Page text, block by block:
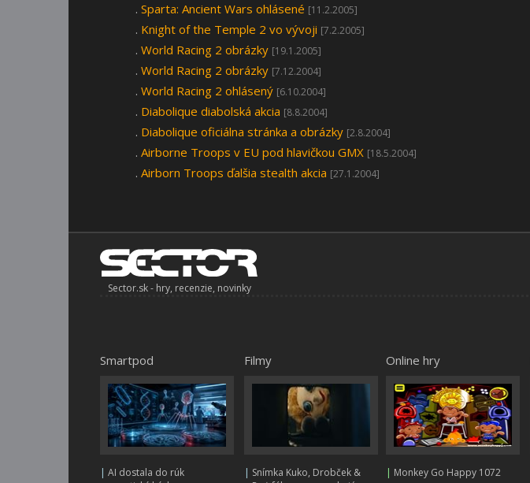
. Sparta: Ancient Wars ohlásené [11.2.2005]
. Knight of the Temple 2 vo vývoji [7.2.2005]
. World Racing 2 obrázky [19.1.2005]
. World Racing 2 obrázky [7.12.2004]
. World Racing 2 ohlásený [6.10.2004]
. Diabolique diabolská akcia [8.8.2004]
. Diabolique oficiálna stránka a obrázky [2.8.2004]
. Airborne Troops v EU pod hlavičkou GMX [18.5.2004]
. Airborn Troops ďalšia stealth akcia [27.1.2004]
Sector.sk - hry, recenzie, novinky
Smartpod
| AI dostala do rúk
Filmy
| Snímka Kuko, Drobček &
Online hry
| Monkey Go Happy 1072